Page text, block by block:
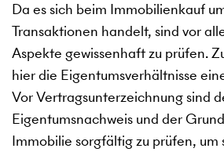
Da es sich beim Immobilienkauf
Transaktionen handelt, sind vor
Aspekte gewissenhaft zu prüfen.
hier die Eigentumsverhältnisse
Vor Vertragsunterzeichnung sind
Eigentumsnachweis und der
Immobilie sorgfältig zu prüfen, um